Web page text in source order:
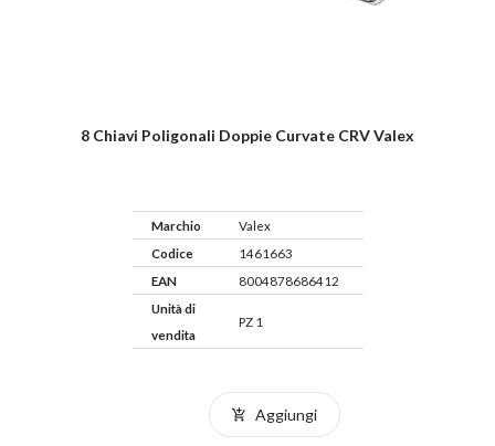
8 Chiavi Poligonali Doppie Curvate CRV Valex
Marchio
Valex
Codice
1461663
EAN
8004878686412
Unità di
vendita
PZ 1
Aggiungi